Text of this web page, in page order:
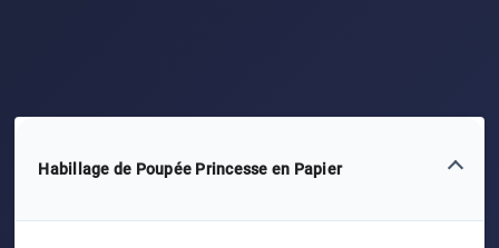
Habillage de Poupée Princesse en Papier